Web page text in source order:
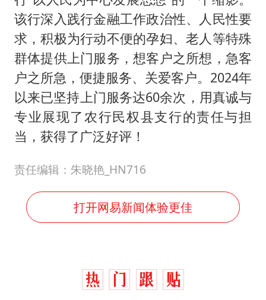
该行深入践行金融工作政治性、人民性要
求，积极为行动不便的孕妇、老人等特殊
群体提供上门服务，想客户之所想，急客
户之所急，便捷服务、关爱客户。2024年
以来已坚持上门服务达60余次，用真诚与
专业展现了农行民权县支行的责任与担
当，获得了广泛好评！
责任编辑：朱晓艳_HN716
打开网易新闻体验更佳